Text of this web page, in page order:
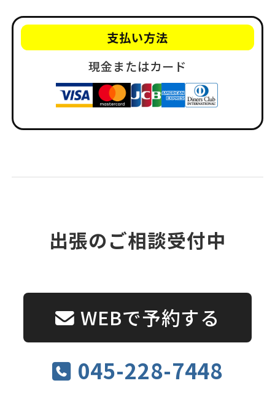
支払い方法
現金またはカード
出張のご相談受付中
WEBで予約する
045-228-7448